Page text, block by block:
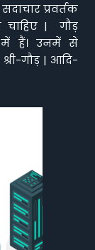
प्रवर्तक
चाहिए | गौड़
में हैं। उनमें से
गौड़ | आदि-